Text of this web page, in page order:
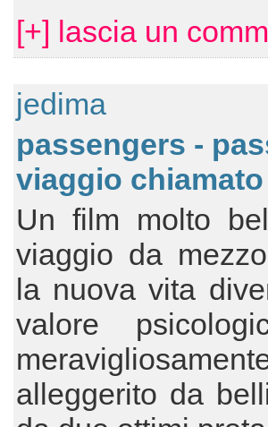
[+] lascia un
jedima
passengers -
viaggio
Un film molto
viaggio da
la nuova vita
valore
alleggerito da